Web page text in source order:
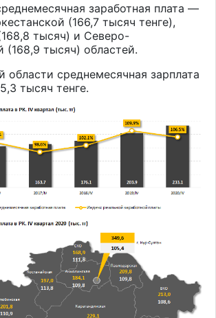
заработная плата —
(166,7 тысяч тенге),
тысяч) и Северо-
(168,9 тысяч) областей.
области среднемесячная зарплата
тысяч тенге.